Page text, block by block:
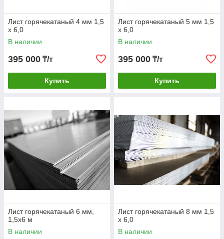
Лист горячекатаный 4 мм 1,5
х 6,0
В наличии
395 000 ₸/т
Купить
Лист горячекатаный 5 мм 1,5
х 6,0
В наличии
395 000 ₸/т
Купить
Лист горячекатаный 6 мм,
1,5х6 м
В наличии
Лист горячекатаный 8 мм 1,5
х 6,0
В наличии